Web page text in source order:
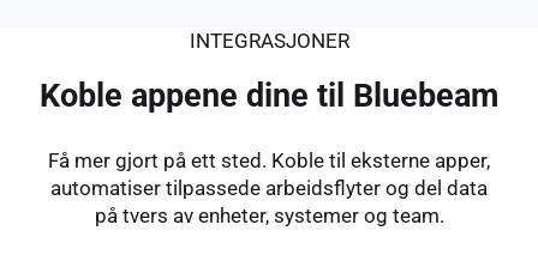
INTEGRASJONER
Koble appene dine til Bluebeam
Få mer gjort på ett sted. Koble til eksterne apper,
automatiser tilpassede arbeidsflyter og del data
på tvers av enheter, systemer og team.